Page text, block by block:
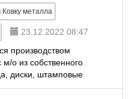
металла
23.12.2022 08:47
производством
м/о из собственного
диски, штамповые
литье из